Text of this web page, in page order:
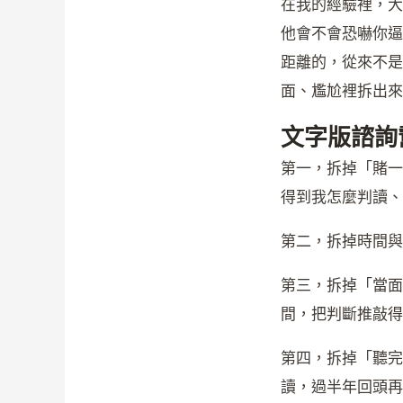
在我的經驗裡，
他會不會恐嚇你
距離的，從來不
面、尷尬裡拆出
文字版諮
第一，拆掉「賭
得到我怎麼判讀
第二，拆掉時間
第三，拆掉「當
間，把判斷推敲
第四，拆掉「聽
讀，過半年回頭